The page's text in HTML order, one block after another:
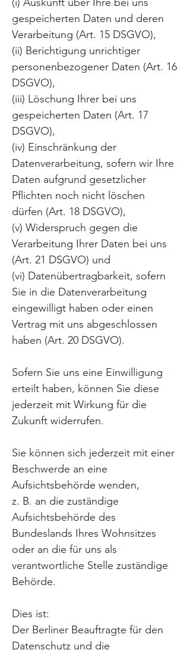
gespeicherten Daten und deren
Verarbeitung (Art. 15 DSGVO),
(ii) Berichtigung unrichtiger
personenbezogener Daten (Art. 16
DSGVO),
(iii) Löschung Ihrer bei uns
gespeicherten Daten (Art. 17
DSGVO),
(iv) Einschränkung der
Datenverarbeitung, sofern wir Ihre
Daten aufgrund gesetzlicher
Pflichten noch nicht löschen
dürfen (Art. 18 DSGVO),
(v) Widerspruch gegen die
Verarbeitung Ihrer Daten bei uns
(Art. 21 DSGVO) und
(vi) Datenübertragbarkeit, sofern
Sie in die Datenverarbeitung
eingewilligt haben oder einen
Vertrag mit uns abgeschlossen
haben (Art. 20 DSGVO).
Sofern Sie uns eine Einwilligung
erteilt haben, können Sie diese
jederzeit mit Wirkung für die
Zukunft widerrufen.
Sie können sich jederzeit mit einer
Beschwerde an eine
Aufsichtsbehörde wenden,
z. B. an die zuständige
Aufsichtsbehörde des
Bundeslands Ihres Wohnsitzes
oder an die für uns als
verantwortliche Stelle zuständige
Behörde.
Dies ist:
Der Berliner Beauftragte für den
Datenschutz und die